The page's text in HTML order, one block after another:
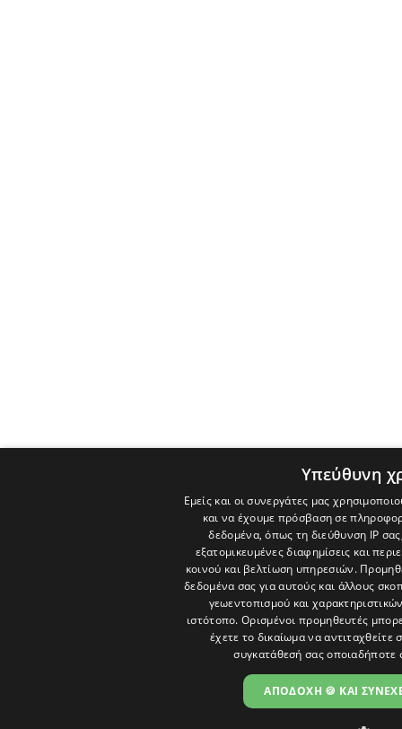
Υπεύθυνη
Εμείς και οι συνεργάτες μας
και να έχουμε πρόσβαση σε
δεδομένα, όπως τη διεύθυνση IP
εξατομικευμένες διαφημίσεις και
κοινού και βελτίωση υπηρεσιών.
δεδομένα σας για αυτούς και άλλους
γεωεντοπισμού και
ιστότοπο. Ορισμένοι προμηθευτές
έχετε το δικαίωμα να αντιταχθείτε
συγκατάθεσή σας οποιαδήποτε
ΑΠΟΔΟΧΗ 🍪 ΚΑΙ